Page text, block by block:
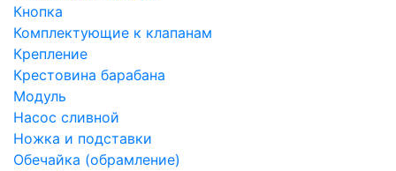
Кнопка
Комплектующие к клапанам
Крепление
Крестовина барабана
Модуль
Насос сливной
Ножка и подставки
Обечайка (обрамление)